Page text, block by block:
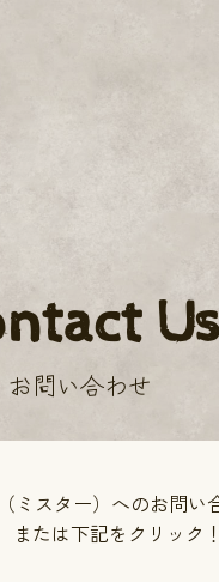
お問い合わせ
ミスター）へのお問い
または下記をクリック！